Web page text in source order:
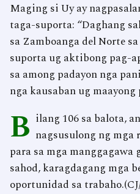
Maging si Uy ay
taga-suporta: “Daghang
sa Zamboanga del Norte
suporta ug aktibong pag-
sa among padayon nga
nga kausaban ug maayong
B ilang 106 sa balota,
nagsusulong ng
para sa mga manggagawa
sahod, karagdagang mga
oportunidad sa